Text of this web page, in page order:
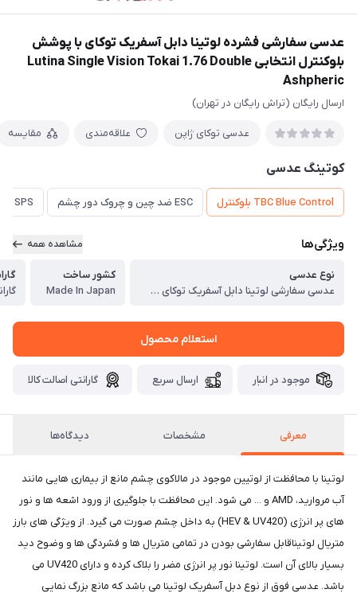
‎عدسی سفارشی فشرده لوتینا دابل آسفریک توکای با پوشش
بلوکنترل انتخابی Lutina Single Vision Tokai 1.76 Double
Ashpheric
ارسال رایگان (تراش رایگان در تهران)
عدسی توکای ژاپن علاقه‌مندی مقایسه
کوتینگ عدسی
TBC Blue Control بلوکنترل ESC ضد چین و چروک دور چشم SPS اولترا هایدروفوبیک با ضد خش تقویت شده (رایگان)
ویژگی‌ها مشاهده همه
نوع عدسی
‎عدسی سفارشی لوتینا دابل آسفریک توکای Lutina Single Vision Tokai 1.76 Double Ashpheric
کشور ساخت
Made In Japan
استعلام محصول
موجود در انبار ارسال سریع گارانتی اصالت کالا
معرفی مشخصات دیدگاه‌ها
لوتینا با محافظت از لوتیین موجود در مالاکوی چشم مانع از بیماری هایی مانند
آب مروارید، AMD و ... می شود. این محافظت با جلوگیری از ورود اشعه ها و نور
های پر انرژی (HEV & UV420) به داخل چشم صورت می گیرد. از ویژگی های بارز
متریال لوتیناقابل سفارشی بودن در تمامی متریال ها و فشردگی ها و وضوح دید
بسیار بالای آن است. لوتینا نور پر انرژی مضر را بلاک کرده و دارای UV420 می
باشد. عدسی فوق از نوع دبل آسفریک لوتینا می باشد که مانع بزرگ نمایی